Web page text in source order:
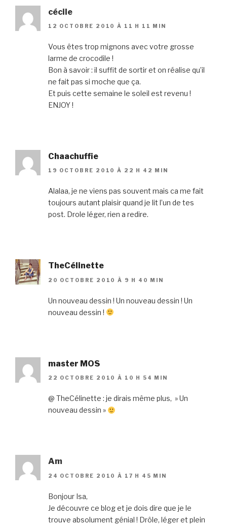
cécile
12 OCTOBRE 2010 À 11 H 11 MIN
Vous êtes trop mignons avec votre grosse
larme de crocodile !
Bon à savoir : il suffit de sortir et on réalise qu’il
ne fait pas si moche que ça.
Et puis cette semaine le soleil est revenu !
ENJOY !
Chaachuffie
19 OCTOBRE 2010 À 22 H 42 MIN
Alalaa, je ne viens pas souvent mais ca me fait
toujours autant plaisir quand je lit l’un de tes
post. Drole léger, rien a redire.
TheCélinette
20 OCTOBRE 2010 À 9 H 40 MIN
Un nouveau dessin ! Un nouveau dessin ! Un
nouveau dessin !
master MOS
22 OCTOBRE 2010 À 10 H 54 MIN
@ TheCélinette : je dirais même plus, » Un
nouveau dessin »
Am
24 OCTOBRE 2010 À 17 H 45 MIN
Bonjour Isa,
Je découvre ce blog et je dois dire que je le
trouve absolument génial ! Drôle, léger et plein